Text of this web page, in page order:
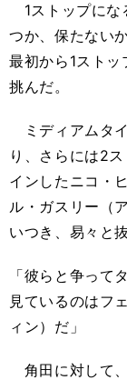
1ストップにな
つか、保たない
最初から1スト
挑んだ。
ミディアムタ
り、さらには2
インしたニコ・
ル・ガスリー（
いつき、易々と
「彼らと争って
見ているのはフ
ィン）だ」
角田に対して